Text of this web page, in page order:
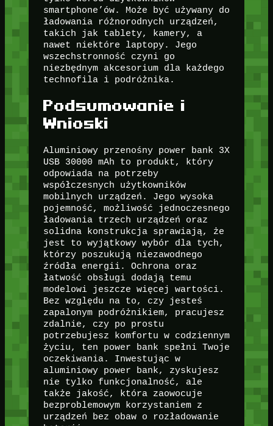
smartphone’ów. Może być używany do
ładowania różnorodnych urządzeń,
takich jak tablety, kamery, a
nawet niektóre laptopy. Jego
wszechstronność czyni go
niezbędnym akcesorium dla każdego
technofila i podróżnika.
Podsumowanie i
Wnioski
Aluminiowy przenośny power bank 3X
USB 30000 mAh to produkt, który
odpowiada na potrzeby
współczesnych użytkowników
mobilnych urządzeń. Jego wysoka
pojemność, możliwość jednoczesnego
ładowania trzech urządzeń oraz
solidna konstrukcja sprawiają, że
jest to wyjątkowy wybór dla tych,
którzy poszukują niezawodnego
źródła energii. Ochrona oraz
łatwość obsługi dodają temu
modelowi jeszcze więcej wartości.
Bez względu na to, czy jesteś
zapalonym podróżnikiem, pracujesz
zdalnie, czy po prostu
potrzebujesz komfortu w codziennym
życiu, ten power bank spełni Twoje
oczekiwania. Inwestując w
aluminiowy power bank, zyskujesz
nie tylko funkcjonalność, ale
także jakość, która zaowocuje
bezproblemowym korzystaniem z
urządzeń bez obaw o rozładowanie